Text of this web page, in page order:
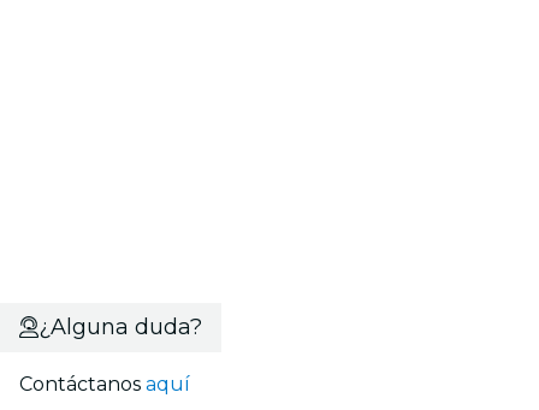
¿Alguna duda?
Contáctanos aquí